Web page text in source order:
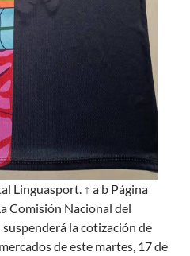
Linguasport. ↑ a b Página
Comisión Nacional del
la cotización de
de este martes, 17 de